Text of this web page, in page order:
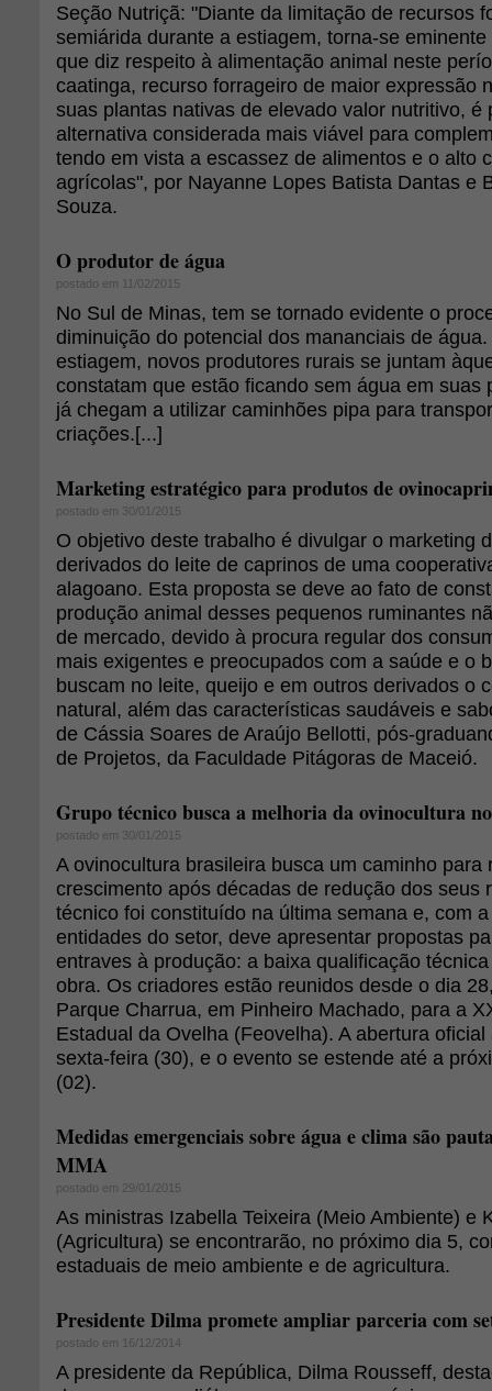
Seção Nutriçã: "Diante da limitação de recursos
semiárida durante a estiagem, torna-se
que diz respeito à alimentação animal neste
caatinga, recurso forrageiro de maior expressão
suas plantas nativas de elevado valor nutritivo, é
alternativa considerada mais viável para
tendo em vista a escassez de alimentos e o alto
agrícolas", por Nayanne Lopes Batista Dantas e
Souza.
O produtor de água
postado em 11/02/2015
No Sul de Minas, tem se tornado evidente o
diminuição do potencial dos mananciais de
estiagem, novos produtores rurais se juntam
constatam que estão ficando sem água em suas
já chegam a utilizar caminhões pipa para
criações.[...]
Marketing estratégico para produtos de
postado em 30/01/2015
O objetivo deste trabalho é divulgar o marketing
derivados do leite de caprinos de uma
alagoano. Esta proposta se deve ao fato de
produção animal desses pequenos ruminantes
de mercado, devido à procura regular dos
mais exigentes e preocupados com a saúde e o
buscam no leite, queijo e em outros derivados o
natural, além das características saudáveis e
de Cássia Soares de Araújo Bellotti, pós-
de Projetos, da Faculdade Pitágoras de Maceió.
Grupo técnico busca a melhoria da ovinocultura
postado em 30/01/2015
A ovinocultura brasileira busca um caminho para
crescimento após décadas de redução dos seus
técnico foi constituído na última semana e, com
entidades do setor, deve apresentar propostas
entraves à produção: a baixa qualificação
obra. Os criadores estão reunidos desde o dia
Parque Charrua, em Pinheiro Machado, para a
Estadual da Ovelha (Feovelha). A abertura
sexta-feira (30), e o evento se estende até a
(02).
Medidas emergenciais sobre água e clima são
MMA
postado em 29/01/2015
As ministras Izabella Teixeira (Meio Ambiente) e
(Agricultura) se encontrarão, no próximo dia 5,
estaduais de meio ambiente e de agricultura.
Presidente Dilma promete ampliar parceria com
postado em 16/12/2014
A presidente da República, Dilma Rousseff,